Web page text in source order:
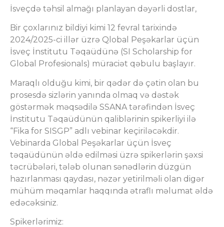
İsveçdə təhsil almağı planlayan dəyərli dostlar,
Bir çoxlarınız bildiyi kimi 12 fevral tarixində
2024/2025-ci illər üzrə Qlobal Peşəkarlar üçün
İsveç İnstitutu Təqaüdünə (SI Scholarship for
Global Profesionals) müraciət qəbulu başlayır.
Maraqlı olduğu kimi, bir qədər də çətin olan bu
prosesdə sizlərin yanında olmaq və dəstək
göstərmək məqsədilə SSANA tərəfindən İsveç
İnstitutu Təqaüdünün qaliblərinin spikerliyi ilə
“Fika for SISGP” adlı vebinar keçiriləcəkdir.
Vebinarda Global Peşəkarlar üçün İsveç
təqaüdünün əldə edilməsi üzrə spikerlərin şəxsi
təcrübələri, tələb olunan sənədlərin düzgün
hazırlanması qaydası, nəzər yetirilməli olan digər
mühüm məqamlar haqqında ətraflı məlumat əldə
edəcəksiniz.
Spikerlərimiz: